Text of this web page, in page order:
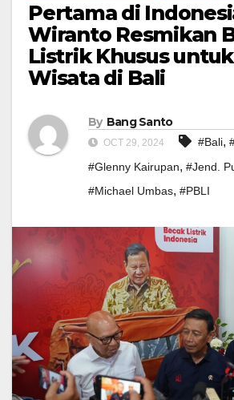
Pertama di
Wiranto Resmikan
Listrik Khusus
Wisata di Bali
By Bang Santo
OCT 29, 2024 #Bali,
#Glenny Kairupan, #Jend.
#Michael Umbas, #PBLI